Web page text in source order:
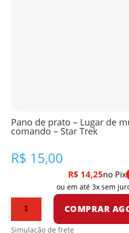
Pano de prato – Lugar de
comando – Star Trek
R$ 15,00
R$ 14,25no Pix
ou em até 3x sem
COMPRAR
Simulação de frete